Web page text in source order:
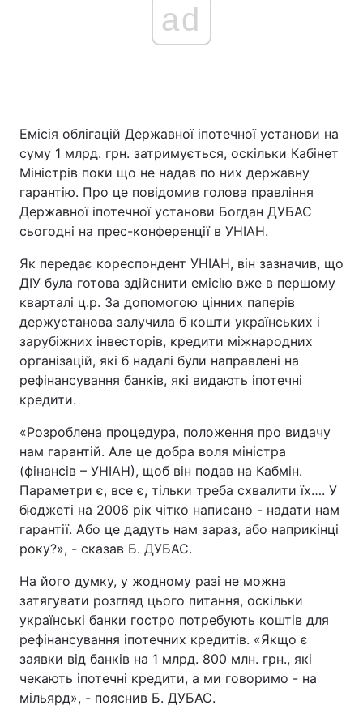
ad
Емісія облігацій Державної іпотечної установи на
суму 1 млрд. грн. затримується, оскільки Кабінет
Міністрів поки що не надав по них державну
гарантію. Про це повідомив голова правління
Державної іпотечної установи Богдан ДУБАС
сьогодні на прес-конференції в УНІАН.
Як передає кореспондент УНІАН, він зазначив, що
ДІУ була готова здійснити емісію вже в першому
кварталі ц.р. За допомогою цінних паперів
держустанова залучила б кошти українських і
зарубіжних інвесторів, кредити міжнародних
організацій, які б надалі були направлені на
рефінансування банків, які видають іпотечні
кредити.
«Розроблена процедура, положення про видачу
нам гарантій. Але це добра воля міністра
(фінансів – УНІАН), щоб він подав на Кабмін.
Параметри є, все є, тільки треба схвалити їх…. У
бюджеті на 2006 рік чітко написано - надати нам
гарантії. Або це дадуть нам зараз, або наприкінці
року?», - сказав Б. ДУБАС.
На його думку, у жодному разі не можна
затягувати розгляд цього питання, оскільки
українські банки гостро потребують коштів для
рефінансування іпотечних кредитів. «Якщо є
заявки від банків на 1 млрд. 800 млн. грн., які
чекають іпотечні кредити, а ми говоримо - на
мільярд», - пояснив Б. ДУБАС.